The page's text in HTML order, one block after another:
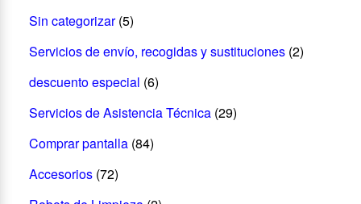
Sin categorizar (5)
Servicios de envío, recogidas y sustituciones (2)
descuento especial (6)
Servicios de Asistencia Técnica (29)
Comprar pantalla (84)
Accesorios (72)